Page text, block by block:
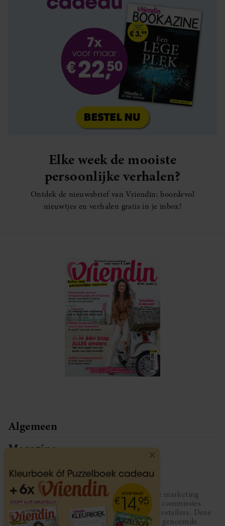
Elke week de mooiste
persoonlijke verhalen?
Ontdek de nieuwsbrief van Vriendin: boordevol
nieuwtjes en verhalen gratis in je inbox!
Algemeen
Magazine
Service
Vriendin participeert in diverse affiliate marketing
programma’s, dat houdt in dat Vriendin commissies
ontvangt voor aankopen middels links van retailers. Deze
website wordt niet gesponsord door de genoemde